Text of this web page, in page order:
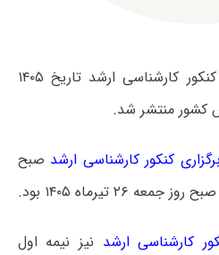
سوالات و پاسخنامه کلیدی کنکور کارشناسی ارشد تاریخ ۱۴۰۵
منتشر شد.
کنکور کارشناسی ارشد صبح
کارشناسی ارشد نیز نیمه اول